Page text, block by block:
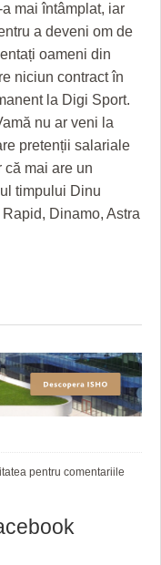
mai întâmplat, iar
a deveni om de
oameni din
niciun contract în
la Digi Sport.
nu ar veni la
pretenții salariale
că mai are un
timpului Dinu
Dinamo, Astra
pentru comentariile